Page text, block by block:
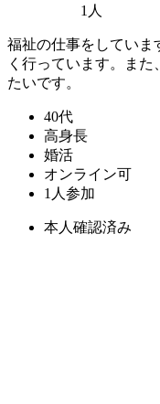
1人
福祉の仕事をしていま
く行っています。ま
たいです。
40代
高身長
婚活
オンライン可
1人参加
本人確認済み